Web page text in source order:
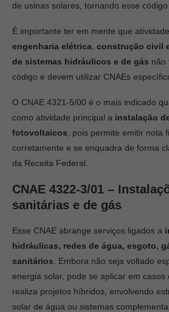
de usinas solares, tornando esse
É importante ter em mente que
engenharia elétrica construção civil
de sistemas hidráulicos e de gás não
código e devem utilizar CNAEs
O CNAE 4321-5/00 é o mais indicado
como atividade principal a instalação
fotovoltaicos , pois permite emitir nota
corretamente e se enquadra de forma
da Receita Federal.
CNAE 4322-3/01 –
sanitárias e de gás
Esse CNAE abrange serviços ligados a
hidráulicas, redes de água, esgoto,
sanitários . Embora não seja voltado
energia solar, pode se aplicar em
realiza projetos híbridos, envolvendo
solar de água ou sistemas